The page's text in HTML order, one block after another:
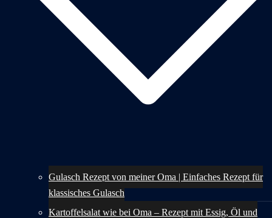
Gulasch Rezept von meiner Oma | Einfaches Rezept für
klassisches Gulasch
Kartoffelsalat wie bei Oma – Rezept mit Essig, Öl und